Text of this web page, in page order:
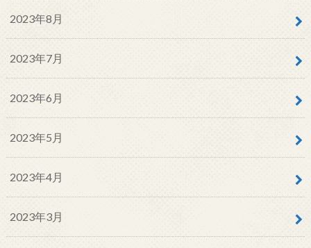
2023年8月
2023年7月
2023年6月
2023年5月
2023年4月
2023年3月